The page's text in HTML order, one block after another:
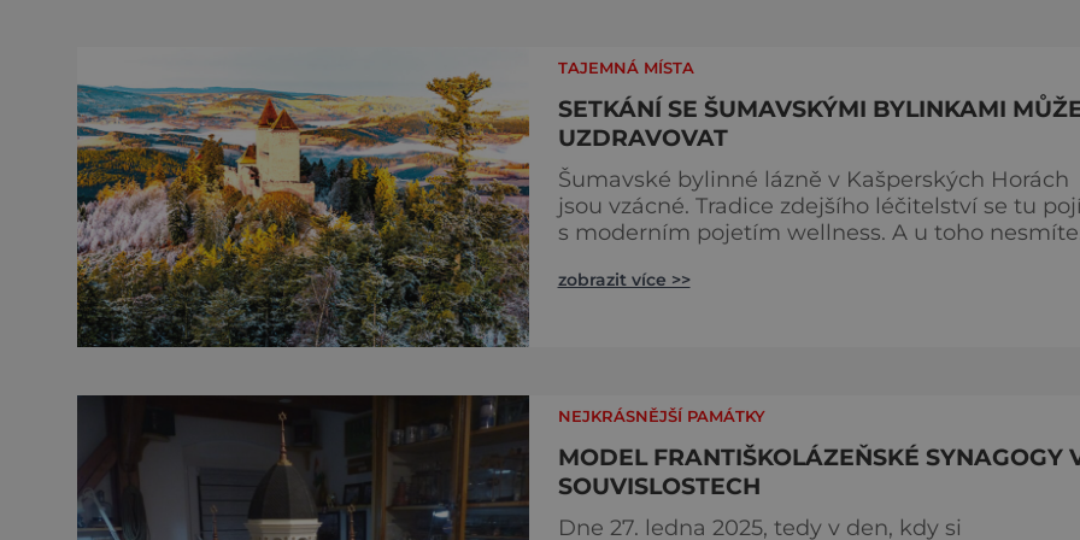
TAJEMNÁ MÍSTA
SETKÁNÍ SE ŠUMAVSKÝMI BYLINKAMI
UZDRAVOVAT
Šumavské bylinné lázně v Kašperských Horách
jsou vzácné. Tradice zdejšího léčitelství se tu
s moderním pojetím wellness. A u toho nesmíte
totálně obyčejné. Na nic speciálního si nehrají
zobrazit více >>
NEJKRÁSNĚJŠÍ PAMÁTKY
MODEL FRANTIŠKOLÁZEŇSKÉ SYNAGOGY
SOUVISLOSTECH
Dne 27. ledna 2025, tedy v den, kdy si